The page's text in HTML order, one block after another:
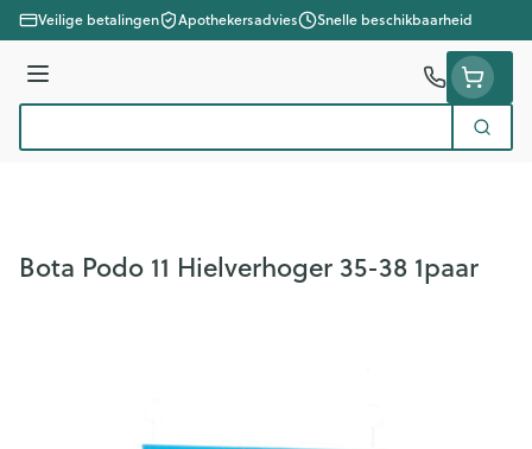
Ga naar de inhoud
Veilige betalingen Apothekersadvies Snelle beschikbaarheid
Menu
Zoek
Bota Podo 11 Hielverhoger 35-38 1paar